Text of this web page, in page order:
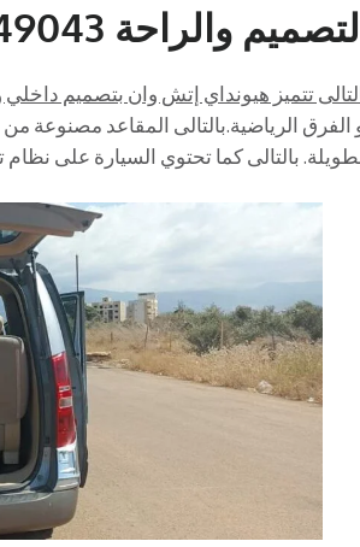
والراحة 01016549043
تتميز هيونداي إتش وان بتصميم
الفرق الرياضية.بالتالى المقاعد مصنوعة
بالتالى كما تحتوي السيارة على